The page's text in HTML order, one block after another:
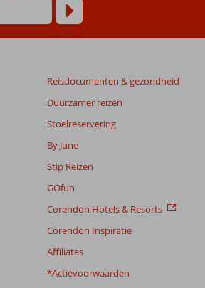
Reisdocumenten & gezondheid
Duurzamer reizen
Stoelreservering
By June
Stip Reizen
GOfun
Corendon Hotels & Resorts
Corendon Inspiratie
Affiliates
*Actievoorwaarden